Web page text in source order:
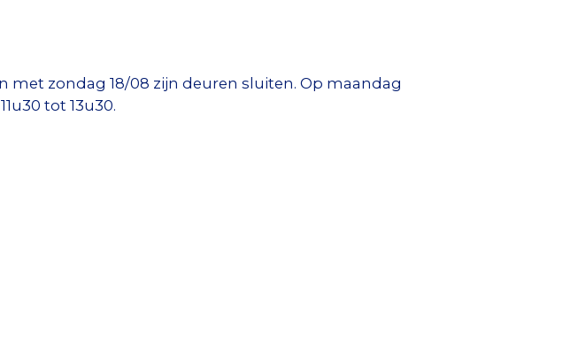
met zondag 18/08 zijn deuren sluiten. Op maandag
tot 13u30.